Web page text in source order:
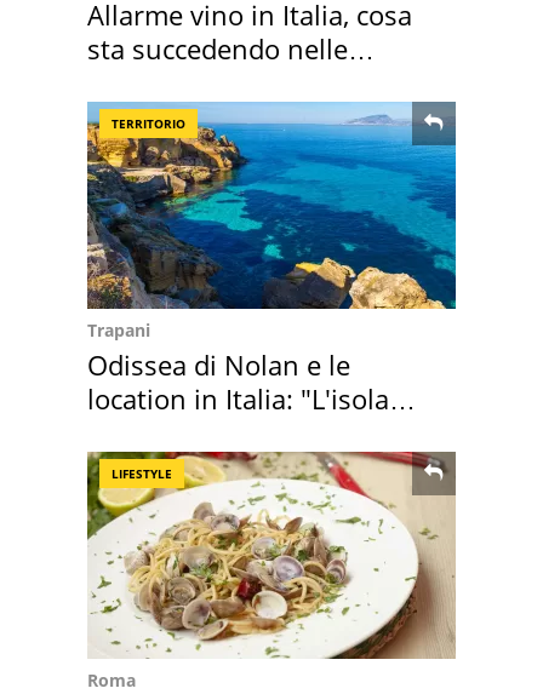
Allarme vino in Italia, cosa
sta succedendo nelle
TERRITORIO
Trapani
Odissea di Nolan e le
location in Italia: "L'isola
LIFESTYLE
Roma